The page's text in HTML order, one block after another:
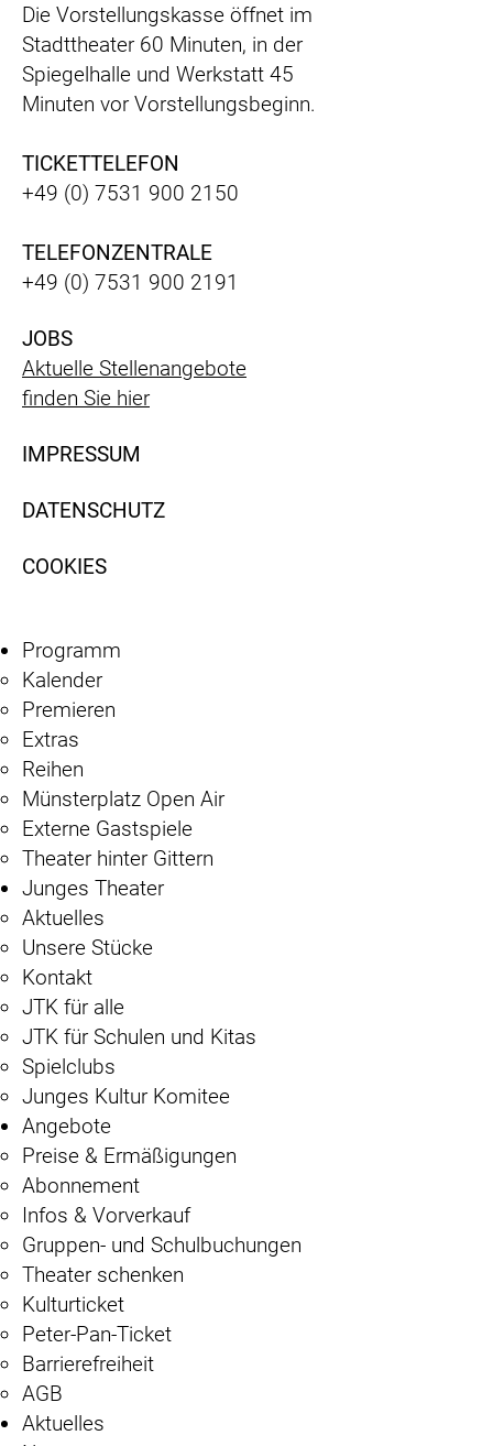
Die Vorstellungskasse öffnet im
Stadttheater 60 Minuten, in der
Spiegelhalle und Werkstatt 45
Minuten vor Vorstellungsbeginn.
TICKETTELEFON
+49 (0) 7531 900 2150
TELEFONZENTRALE
+49 (0) 7531 900 2191
JOBS
Aktuelle Stellenangebote
finden Sie hier
IMPRESSUM
DATENSCHUTZ
COOKIES
Programm
Kalender
Premieren
Extras
Reihen
Münsterplatz Open Air
Externe Gastspiele
Theater hinter Gittern
Junges Theater
Aktuelles
Unsere Stücke
Kontakt
JTK für alle
JTK für Schulen und Kitas
Spielclubs
Junges Kultur Komitee
Angebote
Preise & Ermäßigungen
Abonnement
Infos & Vorverkauf
Gruppen- und Schulbuchungen
Theater schenken
Kulturticket
Peter-Pan-Ticket
Barrierefreiheit
AGB
Aktuelles